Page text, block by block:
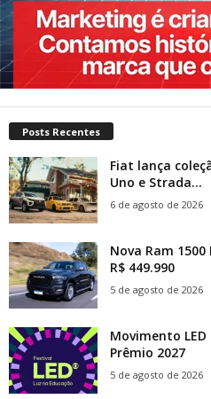
Posts Recentes
Fiat lança
Uno e Strada...
6 de agosto de 2026
Nova Ram
R$ 449.990
5 de agosto de 2026
Movimento
Prêmio 2027
5 de agosto de 2026